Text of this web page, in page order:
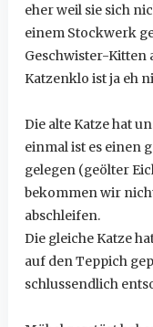
eher weil sie sich
einem Stockwerk
Geschwister-Kitten
Katzenklo ist ja eh
Die alte Katze hat
einmal ist es einen
gelegen (geölter
bekommen wir
abschleifen.
Die gleiche Katze
auf den Teppich
schlussendlich